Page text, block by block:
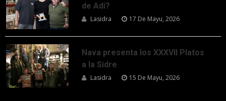
de Adi?
Lasidra 17 De Mayu, 2026
Nava presenta los XXXVII Platos
a la Sidre
Lasidra 15 De Mayu, 2026